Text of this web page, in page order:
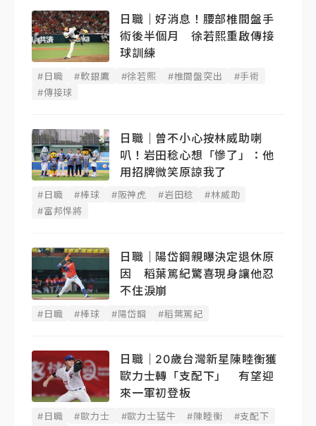
日職｜好消息！腰部椎間盤手
術後半個月 徐若熙重啟傳接
球訓練
#日職 #軟銀鷹 #徐若熙 #椎間盤突出
#手術
#傳接球
日職｜曾不小心按林威助喇
叭！岩田稔心想「慘了」：他
用招牌微笑原諒我了
#日職 #棒球 #阪神虎 #岩田稔
#林威助
#富邦悍將
日職｜陽岱鋼親曝決定退休原
因 稻葉篤紀驚喜現身讓他忍
不住淚崩
#日職 #棒球 #陽岱鋼 #稻葉篤紀
日職｜20歲台灣新星陳睦衡獲
歐力士轉「支配下」 有望迎
來一軍初登板
#日職 #歐力士 #歐力士猛牛 #陳睦衡
#支配下